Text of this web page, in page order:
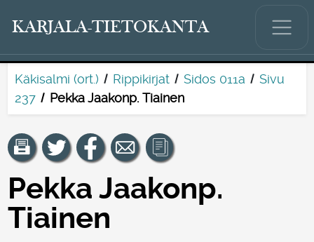
KARJALA-TIETOKANTA
Käkisalmi (ort.) Rippikirjat Sidos 011a
Sivu
237
Pekka Jaakonp. Tiainen
Pekka Jaakonp.
Tiainen